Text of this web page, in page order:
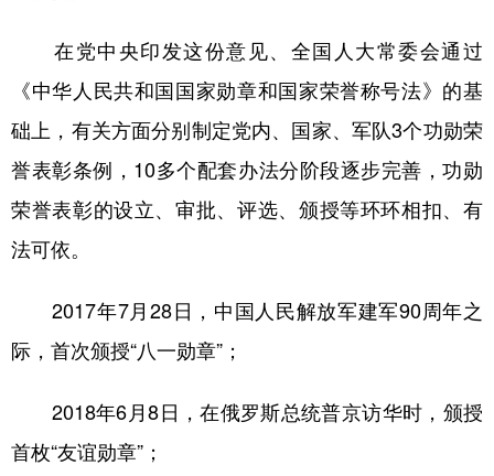
在党中央印发这份意见、全国人大常委会通过
《中华人民共和国国家勋章和国家荣誉称号法》的基
础上，有关方面分别制定党内、国家、军队3个功勋荣
誉表彰条例，10多个配套办法分阶段逐步完善，功勋
荣誉表彰的设立、审批、评选、颁授等环环相扣、有
法可依。
2017年7月28日，中国人民解放军建军90周年之
际，首次颁授“八一勋章”；
2018年6月8日，在俄罗斯总统普京访华时，颁授
首枚“友谊勋章”；